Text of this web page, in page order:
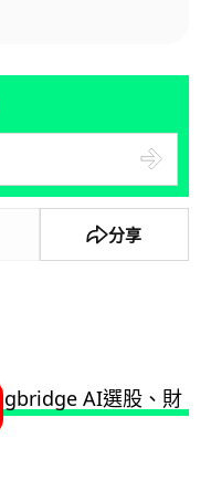
分享